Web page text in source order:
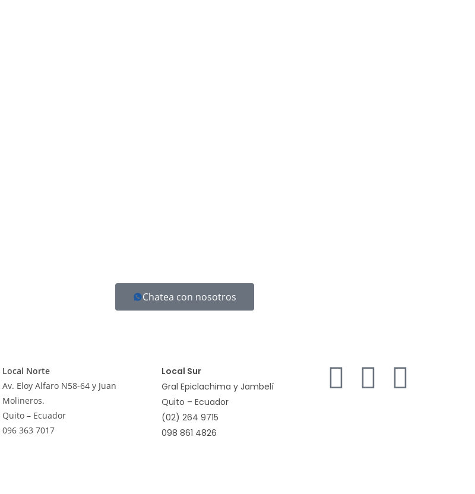
Chatea con nosotros
Local Norte
Av. Eloy Alfaro N58-64 y Juan
Molineros.
Quito – Ecuador
096 363 7017
Local Sur
Gral Epiclachima y Jambelí
Quito – Ecuador
(02) 264 9715
098 861 4826